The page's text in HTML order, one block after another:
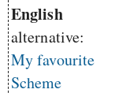
English
alternative:
My favourite
Scheme